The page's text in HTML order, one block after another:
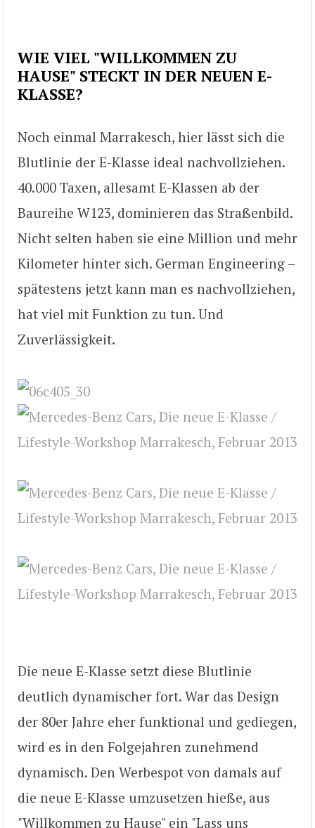
WIE VIEL "WILLKOMMEN ZU
HAUSE" STECKT IN DER NEUEN E-
KLASSE?
Noch einmal Marrakesch, hier lässt sich die
Blutlinie der E-Klasse ideal nachvollziehen.
40.000 Taxen, allesamt E-Klassen ab der
Baureihe W123, dominieren das Straßenbild.
Nicht selten haben sie eine Million und mehr
Kilometer hinter sich. German Engineering –
spätestens jetzt kann man es nachvollziehen,
hat viel mit Funktion zu tun. Und
Zuverlässigkeit.
Die neue E-Klasse setzt diese Blutlinie
deutlich dynamischer fort. War das Design
der 80er Jahre eher funktional und gediegen,
wird es in den Folgejahren zunehmend
dynamisch. Den Werbespot von damals auf
die neue E-Klasse umzusetzen hieße, aus
"Willkommen zu Hause" ein "Lass uns